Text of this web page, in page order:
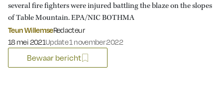
several fire fighters were injured battling the blaze on the slopes
of Table Mountain. EPA/NIC BOTHMA
Teun WillemseRedacteur
Gepubliceerd op:
18 mei 2021Update 1 november 2022
Bewaar bericht